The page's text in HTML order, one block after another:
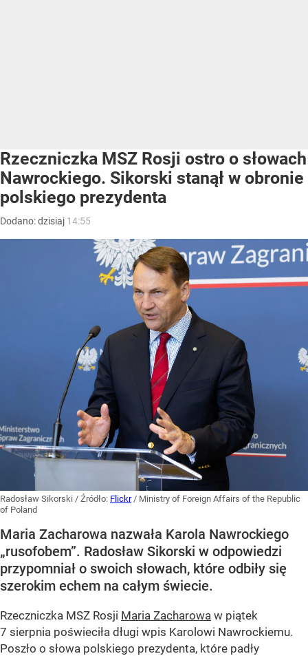
Rzeczniczka MSZ Rosji ostro o słowach
Nawrockiego. Sikorski stanął w obronie
polskiego prezydenta
Dodano:dzisiaj 14:55
Radosław Sikorski / Źródło: Flickr / Ministry of Foreign Affairs of the Republic
of Poland
Maria Zacharowa nazwała Karola Nawrockiego
„rusofobem”. Radosław Sikorski w odpowiedzi
przypomniał o swoich słowach, które odbiły się
szerokim echem na całym świecie.
Rzeczniczka MSZ Rosji Maria Zacharowa w piątek
7 sierpnia poświeciła długi wpis Karolowi Nawrockiemu.
Poszło o słowa polskiego prezydenta, które padły